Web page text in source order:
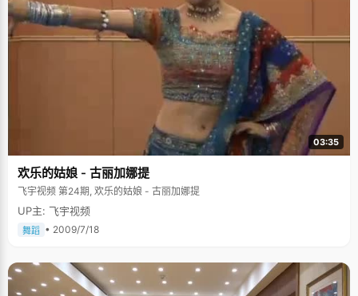
03:35
欢乐的姑娘 - 古丽加娜提
飞宇视频 第24期, 欢乐的姑娘 - 古丽加娜提
UP主: 飞宇视频
舞蹈 • 2009/7/18